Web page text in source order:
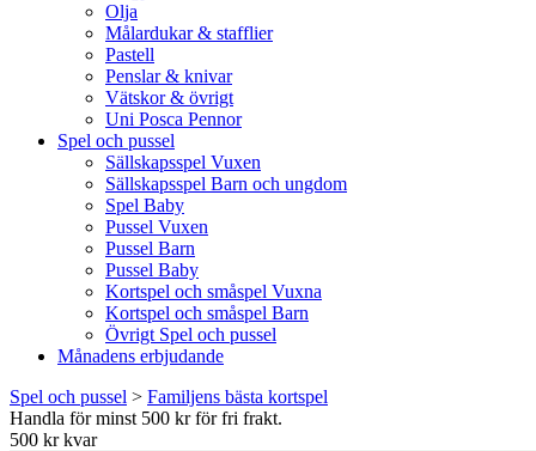
Olja
Målardukar & stafflier
Pastell
Penslar & knivar
Vätskor & övrigt
Uni Posca Pennor
Spel och pussel
Sällskapsspel Vuxen
Sällskapsspel Barn och ungdom
Spel Baby
Pussel Vuxen
Pussel Barn
Pussel Baby
Kortspel och småspel Vuxna
Kortspel och småspel Barn
Övrigt Spel och pussel
Månadens erbjudande
Spel och pussel > Familjens bästa kortspel
Handla för minst 500 kr för fri frakt.
500 kr kvar